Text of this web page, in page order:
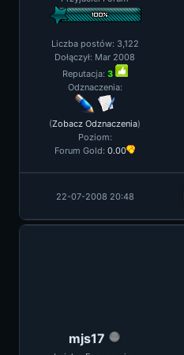
Liczba postów: 3,122
Dołączył: Mar 2008
Reputacja: 3
Odznaczenia:
(Zobacz Odznaczenia)
Poziom:
Forum Gold: 0.00
22-07-2008 20:48
mjs17